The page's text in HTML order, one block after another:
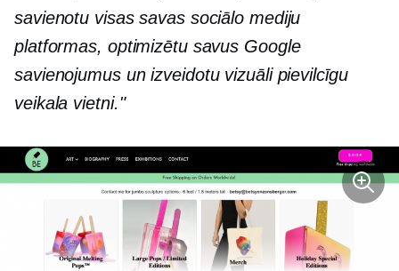
savienotu visas savas sociālo mediju
platformas, optimizētu savus Google
savienojumus un izveidotu vizuāli pievilcīgu
veikala vietni."